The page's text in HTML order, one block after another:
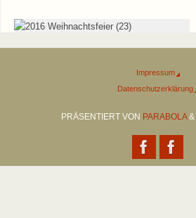
Impressum
Datenschutzerklärung
PRÄSENTIERT VON PARABOLA&